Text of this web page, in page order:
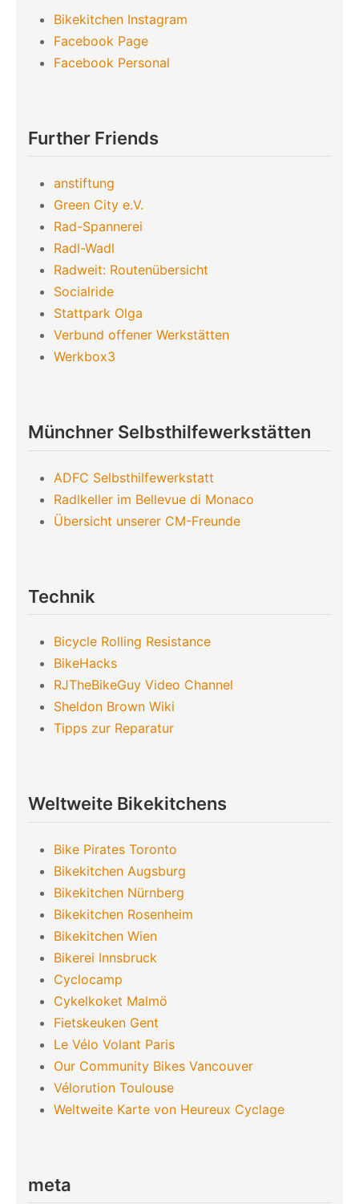
Bikekitchen Instagram
Facebook Page
Facebook Personal
Further Friends
anstiftung
Green City e.V.
Rad-Spannerei
Radl-Wadl
Radweit: Routenübersicht
Socialride
Stattpark Olga
Verbund offener Werkstätten
Werkbox3
Münchner Selbsthilfewerkstätten
ADFC Selbsthilfewerkstatt
Radlkeller im Bellevue di Monaco
Übersicht unserer CM-Freunde
Technik
Bicycle Rolling Resistance
BikeHacks
RJTheBikeGuy Video Channel
Sheldon Brown Wiki
Tipps zur Reparatur
Weltweite Bikekitchens
Bike Pirates Toronto
Bikekitchen Augsburg
Bikekitchen Nürnberg
Bikekitchen Rosenheim
Bikekitchen Wien
Bikerei Innsbruck
Cyclocamp
Cykelkoket Malmö
Fietskeuken Gent
Le Vélo Volant Paris
Our Community Bikes Vancouver
Vélorution Toulouse
Weltweite Karte von Heureux Cyclage
meta